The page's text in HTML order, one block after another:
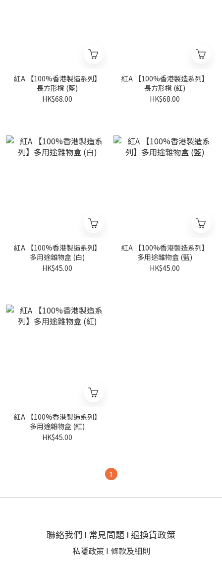
紅A 【100%香港製造系列】
長方形櫈 (藍)
HK$68.00
紅A 【100%香港製造系列】
長方形櫈 (紅)
HK$68.00
紅A 【100%香港製造系列】
多用途雜物盒 (白)
HK$45.00
紅A 【100%香港製造系列】
多用途雜物盒 (藍)
HK$45.00
紅A 【100%香港製造系列】
多用途雜物盒 (紅)
HK$45.00
1
聯絡我們 I 常見問題 I 退換貨政策
私隱政策 I 條款及細則